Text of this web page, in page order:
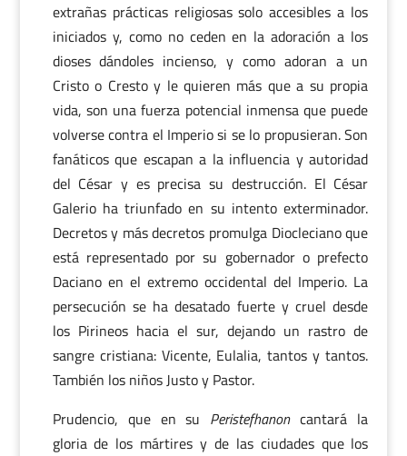
extrañas prácticas religiosas solo accesibles a los
iniciados y, como no ceden en la adoración a los
dioses dándoles incienso, y como adoran a un
Cristo o Cresto y le quieren más que a su propia
vida, son una fuerza potencial inmensa que puede
volverse contra el Imperio si se lo propusieran. Son
fanáticos que escapan a la influencia y autoridad
del César y es precisa su destrucción. El César
Galerio ha triunfado en su intento exterminador.
Decretos y más decretos promulga Diocleciano que
está representado por su gobernador o prefecto
Daciano en el extremo occidental del Imperio. La
persecución se ha desatado fuerte y cruel desde
los Pirineos hacia el sur, dejando un rastro de
sangre cristiana: Vicente, Eulalia, tantos y tantos.
También los niños Justo y Pastor.
Prudencio, que en su Peristefhanoncantará la
gloria de los mártires y de las ciudades que los